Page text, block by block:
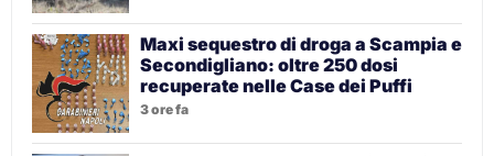
Maxi sequestro di droga a Scampia e
Secondigliano: oltre 250 dosi
recuperate nelle Case dei Puffi
3 ore fa